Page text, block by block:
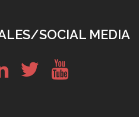
SOCIAL MEDIA